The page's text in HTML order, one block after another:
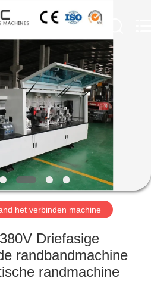
het verbinden machine
Driefasige
randbandmachine
randmachine